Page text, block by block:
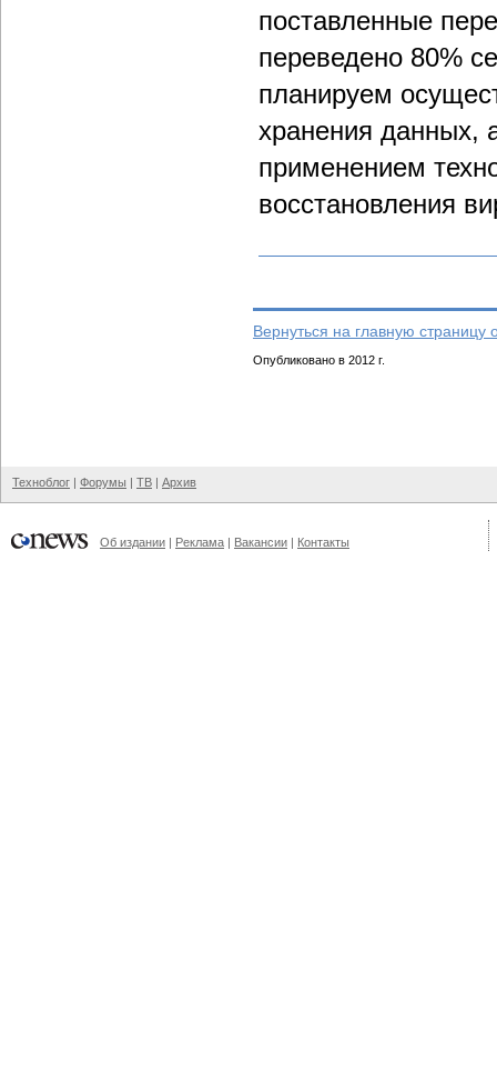
поставленные
переведено 80%
планируем
хранения данных,
применением
восстановления
Вернуться на главную страницу
Опубликовано в 2012 г.
Техноблог | Форумы | ТВ | Архив
Об издании | Реклама | Вакансии | Контакты